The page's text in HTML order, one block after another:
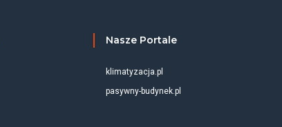
Nasze Portale
klimatyzacja.pl
pasywny-budynek.pl